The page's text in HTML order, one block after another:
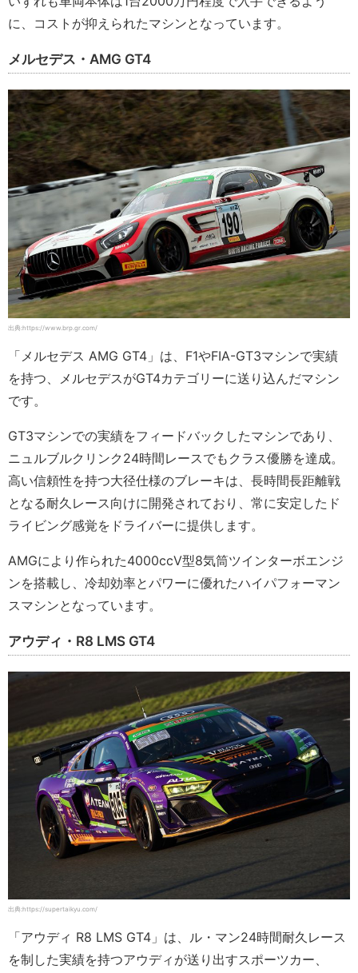
に、コストが抑えられたマシンとなっています。
メルセデス・AMG GT4
出典:https://www.brp.gr.com/
「メルセデス AMG GT4」は、F1やFIA-GT3マシンで実績
を持つ、メルセデスがGT4カテゴリーに送り込んだマシン
です。
GT3マシンでの実績をフィードバックしたマシンであり、
ニュルブルクリンク24時間レースでもクラス優勝を達成。
高い信頼性を持つ大径仕様のブレーキは、長時間長距離戦
となる耐久レース向けに開発されており、常に安定したド
ライビング感覚をドライバーに提供します。
AMGにより作られた4000ccV型8気筒ツインターボエンジ
ンを搭載し、冷却効率とパワーに優れたハイパフォーマン
スマシンとなっています。
アウディ・R8 LMS GT4
出典:https://supertaikyu.com/
「アウディ R8 LMS GT4」は、ル・マン24時間耐久レース
を制した実績を持つアウディが送り出すスポーツカー、